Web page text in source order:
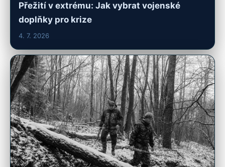
Přežití v extrému: Jak vybrat vojenské
doplňky pro krize
4. 7. 2026